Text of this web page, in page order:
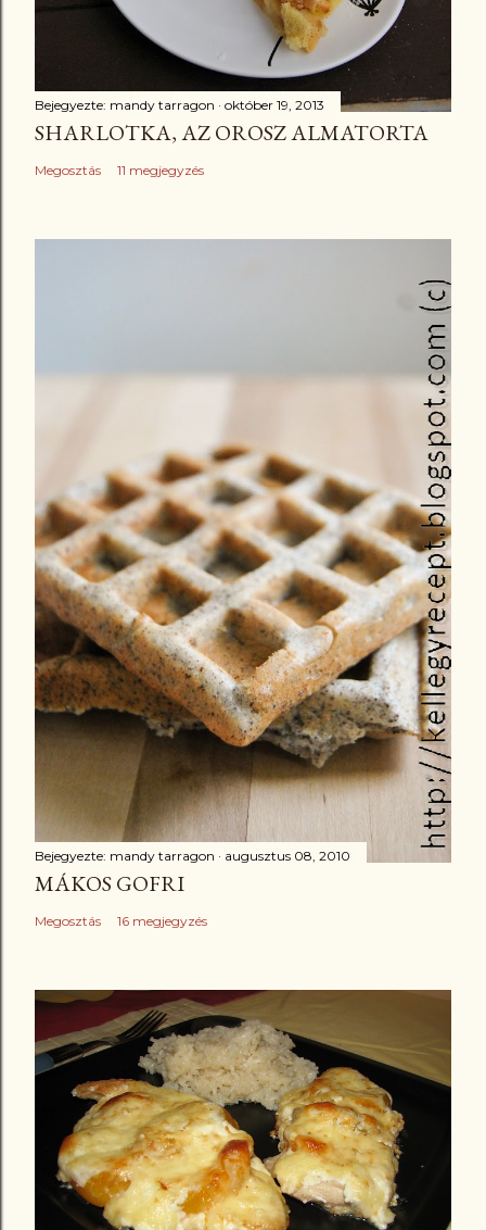
Bejegyezte: mandy tarragon október 19, 2013
SHARLOTKA, AZ OROSZ ALMATORTA
Megosztás 11 megjegyzés
Bejegyezte: mandy tarragon augusztus 08, 2010
MÁKOS GOFRI
Megosztás 16 megjegyzés